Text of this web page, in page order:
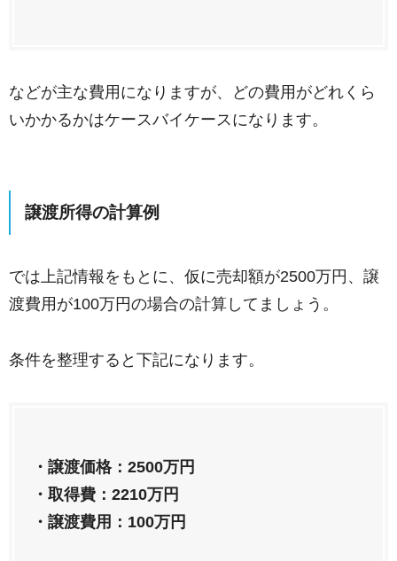
などが主な費用になりますが、どの費用がどれくら
いかかるかはケースバイケースになります。
譲渡所得の計算例
では上記情報をもとに、仮に売却額が2500万円、譲
渡費用が100万円の場合の計算してましょう。
条件を整理すると下記になります。
・譲渡価格：2500万円
・取得費：2210万円
・譲渡費用：100万円